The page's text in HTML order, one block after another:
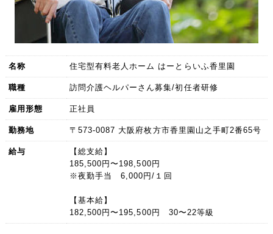
名称 住宅型有料老人ホーム はーとらいふ香里園
職種 訪問介護ヘルパーさん募集/初任者研修
雇用形態 正社員
勤務地 〒573-0087 大阪府枚方市香里園山之手町2番65号
給与
【総支給】
185,500円〜198,500円
※夜勤手当 6,000円/１回
【基本給】
182,500円〜195,500円 30〜22等級